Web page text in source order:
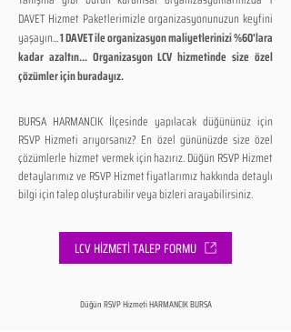
DAVET Hizmet Paketlerimizle organizasyonunuzun keyfini
yaşayın...1 DAVET ile organizasyon maliyetlerinizi %60'lara
kadar azaltın... Organizasyon LCV hizmetinde size özel
çözümler için buradayız.
BURSA HARMANCIK İlçesinde yapılacak düğününüz için
RSVP Hizmeti arıyorsanız? En özel gününüzde size özel
çözümlerle hizmet vermek için hazırız. Düğün RSVP Hizmet
detaylarımız ve RSVP Hizmet fiyatlarımız hakkında detaylı
bilgi için talep oluşturabilir veya bizleri arayabilirsiniz.
LCV HİZMETİ TALEP FORMU
Düğün RSVP Hizmeti HARMANCIK BURSA